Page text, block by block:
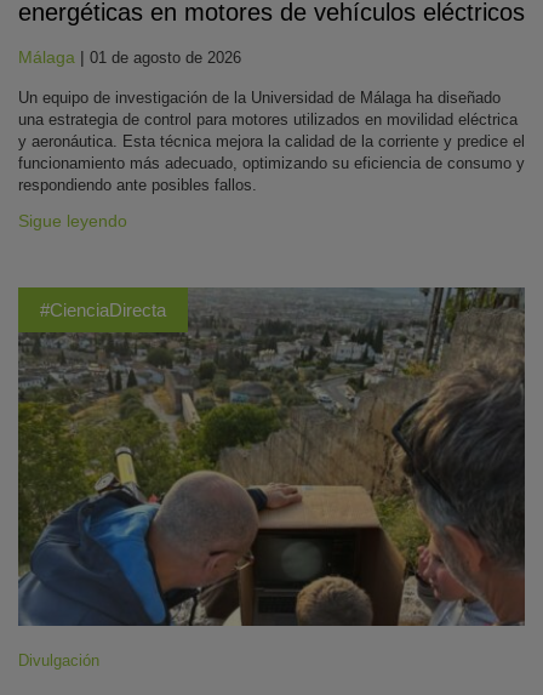
energéticas en motores de vehículos eléctricos
Málaga | 01 de agosto de 2026
Un equipo de investigación de la Universidad de Málaga ha diseñado
una estrategia de control para motores utilizados en movilidad eléctrica
y aeronáutica. Esta técnica mejora la calidad de la corriente y predice el
funcionamiento más adecuado, optimizando su eficiencia de consumo y
respondiendo ante posibles fallos.
Sigue leyendo
#CienciaDirecta
Divulgación